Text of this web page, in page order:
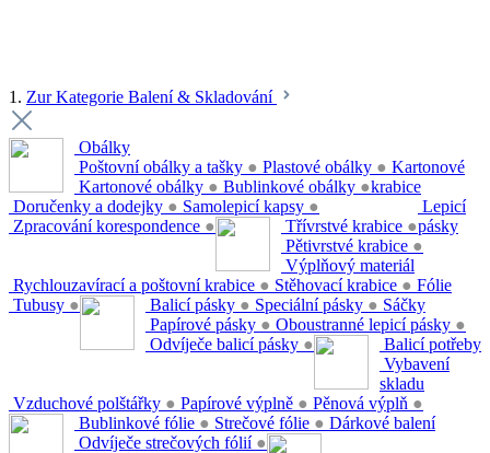
1. Zur Kategorie Balení & Skladování
Obálky
Poštovní obálky a tašky ● Plastové obálky ●
Kartonové obálky ● Bublinkové obálky ●
Doručenky a dodejky ● Samolepicí kapsy ●
Zpracování korespondence ●
Kartonové
krabice
Třívrstvé krabice ●
Pětivrstvé krabice ●
Rychlouzavírací a poštovní krabice ● Stěhovací krabice ●
Tubusy ●
Lepicí
pásky
Balicí pásky ● Speciální pásky ●
Papírové pásky ● Oboustranné lepicí pásky ●
Odvíječe balicí pásky ●
Výplňový materiál
Vzduchové polštářky ● Papírové výplně ● Pěnová výplň ●
Fólie
Bublinkové fólie ● Strečové fólie ●
Odvíječe strečových fólií ●
Sáčky
Balicí potřeby
Vybavení
skladu
Dárkové balení